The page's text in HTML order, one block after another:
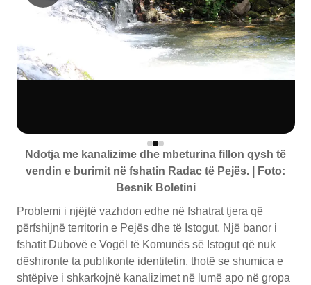
Ndotja me kanalizime dhe mbeturina fillon qysh të
vendin e burimit në fshatin Radac të Pejës. | Foto:
Besnik Boletini
Problemi i njëjtë vazhdon edhe në fshatrat tjera që
përfshijnë territorin e Pejës dhe të Istogut. Një banor i
fshatit Dubovë e Vogël të Komunës së Istogut që nuk
dëshironte ta publikonte identitetin, thotë se shumica e
shtëpive i shkarkojnë kanalizimet në lumë apo në gropa